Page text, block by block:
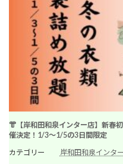
👘【岸和田和泉インター店】新春
催決定！1/3〜1/5の3日間限定
カテゴリー
岸和田和泉インタ